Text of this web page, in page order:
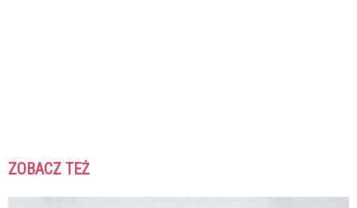
ZOBACZ TEŻ